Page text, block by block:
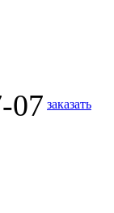
07 заказать